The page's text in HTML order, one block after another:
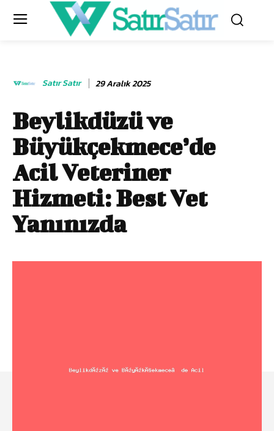
Satır Satır 29 Aralık 2025
Beylikdüzü ve
Büyükçekmece’de
Acil Veteriner
Hizmeti: Best Vet
Yanınızda